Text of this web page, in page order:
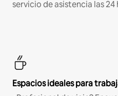
servicio de asistencia las 24
Espacios ideales para